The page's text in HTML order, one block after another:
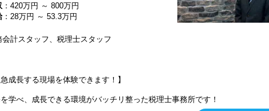
スカジュアルを導入しています！
ルに興味がある方】
大家さん専門事務所」を展開
、皆で楽しく働けることを第一に考えています。
げてくれる明るい方、大歓迎です！
合わせて取得可能
務の都合に合わせて好きな時間に取得できます。
はテレワークで働きたい！
：420万円 ～ 800万円
：28万円 ～ 53.3万円
会計スタッフ、税理士スタッフ
成長する現場を体験できます！】
学べ、成長できる環境がバッチリ整った税理士事務所です！